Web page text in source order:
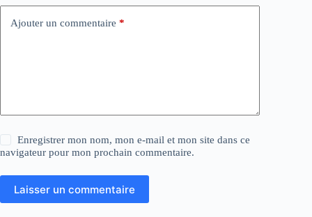
Ajouter un commentaire *
Enregistrer mon nom, mon e-mail et mon site dans ce
navigateur pour mon prochain commentaire.
Laisser un commentaire